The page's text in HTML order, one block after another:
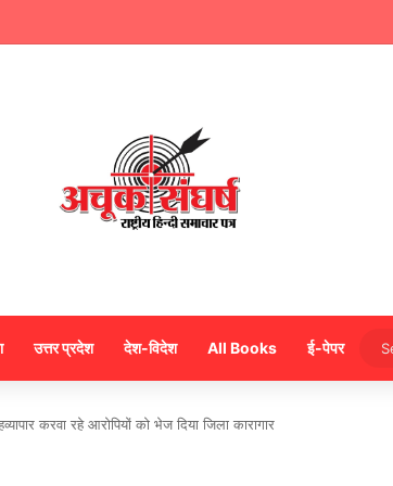
हजारों करोड़ का सड़क निर्माण में घोटाला,पीएम सीएम का मुंह किया काला
उत्तर प्रदेश देश-विदेश All Books ई-पेपर
करवा रहे आरोपियों को भेज दिया जिला कारागार